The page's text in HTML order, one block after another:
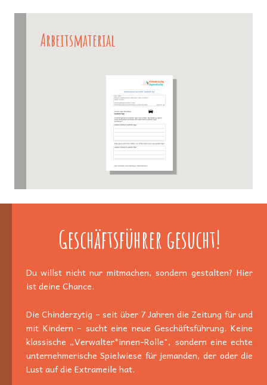
Arbeitsmaterial
Geschäftsführer gesucht!
Du willst nicht nur mitmachen, sondern gestalten? Hier
ist deine Chance.
Die Chinderzytig – seit über 7 Jahren die Zeitung für und
mit Kindern – sucht eine neue Geschäftsführung. Keine
klassische „Verwalter*innen-Rolle", sondern eine echte
unternehmerische Spielwiese für jemanden, der oder die
Lust auf die Extrameile hat.